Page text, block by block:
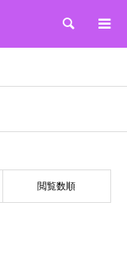
検索
閲覧数順